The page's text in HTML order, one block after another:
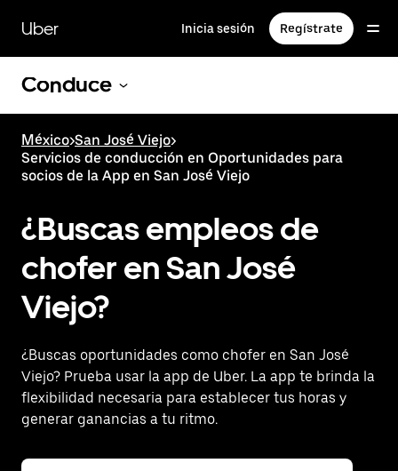
contenido
principal
Uber Inicia sesión Regístrate
Conduce
México>San José Viejo>
Servicios de conducción en Oportunidades para
socios de la App en San José Viejo
¿Buscas empleos de
chofer en San José
Viejo?
¿Buscas oportunidades como chofer en San José
Viejo? Prueba usar la app de Uber. La app te brinda la
flexibilidad necesaria para establecer tus horas y
generar ganancias a tu ritmo.